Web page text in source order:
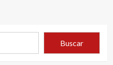
Buscar